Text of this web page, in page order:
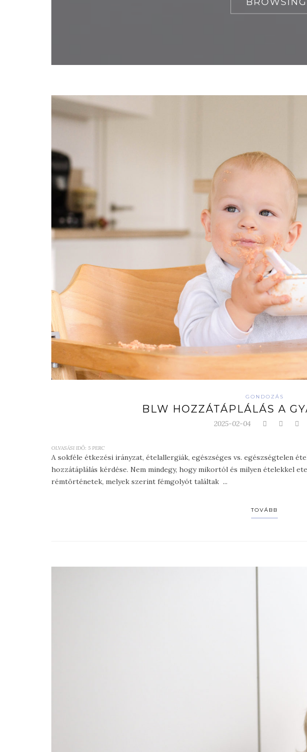
GONDOZÁS
BLW HOZZÁTÁPLÁLÁS A
2025-02-04
OLVASÁSI IDŐ: 5 PERC
A sokféle étkezési irányzat, ételallergiák, egészséges vs. egészségtelen
hozzátáplálás kérdése. Nem mindegy, hogy mikortól és milyen ételekkel
rémtörténetek, melyek szerint fémgolyót találtak ...
TOVÁBB